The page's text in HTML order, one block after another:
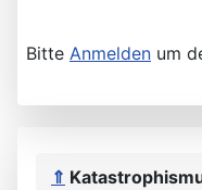
Bitte Anmelden um
⇑